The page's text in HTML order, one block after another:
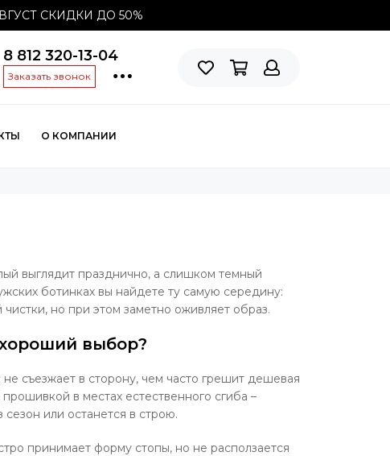
СКИДКИ ДО 50%
8 812 320-13-04
Заказать звонок
О КОМПАНИИ
выглядит празднично, а слишком темный
ботинках вы найдете ту самую середину:
но при этом заметно оживляет образ.
выбор?
съезжает в сторону, чем часто грешит дешевая
в местах естественного сгиба –
сезон или останется в строю.
принимает форму стопы, но не расползается